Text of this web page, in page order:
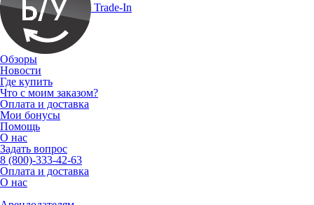
Trade-In
Обзоры
Новости
Где купить
Что с моим заказом?
Оплата и доставка
Мои бонусы
Помощь
О нас
Задать вопрос
8 (800)-333-42-63
Оплата и доставка
О нас